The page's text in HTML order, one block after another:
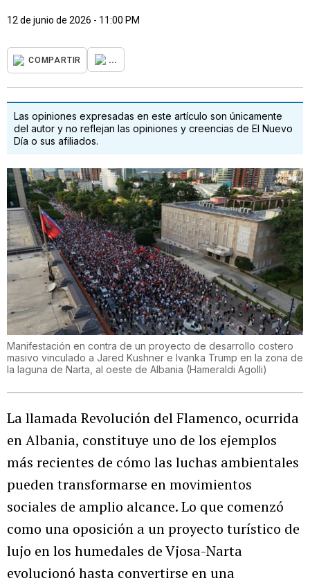
12 de junio de 2026 - 11:00 PM
COMPARTIR ...
Las opiniones expresadas en este artículo son únicamente
del autor y no reflejan las opiniones y creencias de El Nuevo
Día o sus afiliados.
Manifestación en contra de un proyecto de desarrollo costero
masivo vinculado a Jared Kushner e Ivanka Trump en la zona de
la laguna de Narta, al oeste de Albania (Hameraldi Agolli)
La llamada Revolución del Flamenco, ocurrida
en Albania, constituye uno de los ejemplos
más recientes de cómo las luchas ambientales
pueden transformarse en movimientos
sociales de amplio alcance. Lo que comenzó
como una oposición a un proyecto turístico de
lujo en los humedales de Vjosa-Narta
evolucionó hasta convertirse en una